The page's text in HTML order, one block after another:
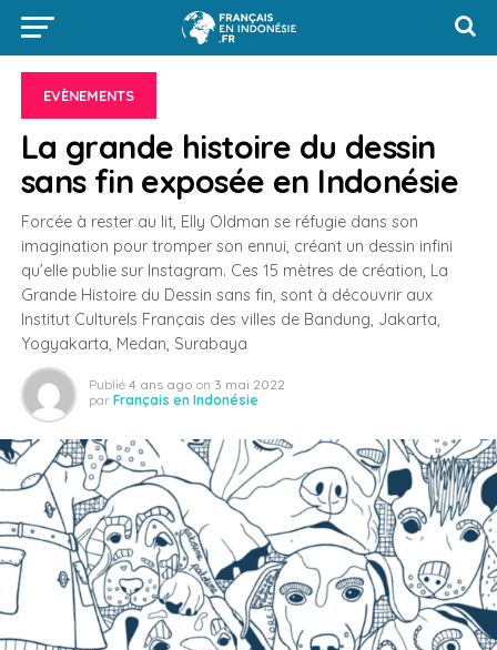
EVÈNEMENTS
La grande histoire du dessin
sans fin exposée en Indonésie
Forcée à rester au lit, Elly Oldman se réfugie dans son
imagination pour tromper son ennui, créant un dessin infini
qu’elle publie sur Instagram. Ces 15 mètres de création, La
Grande Histoire du Dessin sans fin, sont à découvrir aux
Institut Culturels Français des villes de Bandung, Jakarta,
Yogyakarta, Medan, Surabaya
Publié 4 ans ago on 3 mai 2022
par Français en Indonésie